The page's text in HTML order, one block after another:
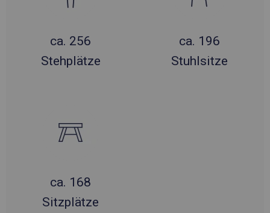
ca. 256
Stehplätze
ca. 196
Stuhlsitze
ca. 168
Sitzplätze